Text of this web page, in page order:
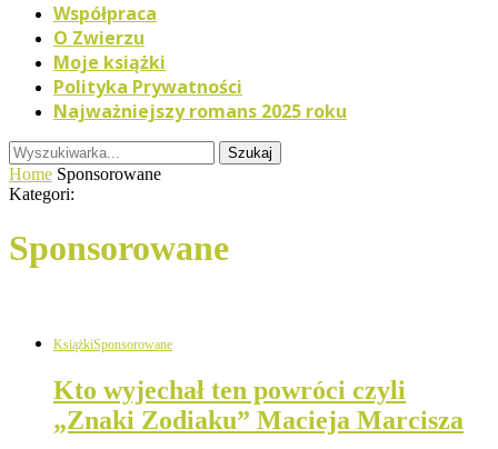
Współpraca
O Zwierzu
Moje książki
Polityka Prywatności
Najważniejszy romans 2025 roku
Szukaj
Home Sponsorowane
Kategori:
Sponsorowane
KsiążkiSponsorowane
Kto wyjechał ten powróci czyli
„Znaki Zodiaku” Macieja Marcisza